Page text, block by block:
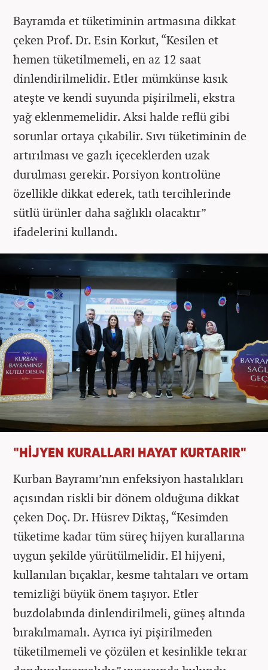
Bayramda et tüketiminin artmasına dikkat
çeken Prof. Dr. Esin Korkut, “Kesilen et
hemen tüketilmemeli, en az 12 saat
dinlendirilmelidir. Etler mümkünse kısık
ateşte ve kendi suyunda pişirilmeli, ekstra
yağ eklenmemelidir. Aksi halde reflü gibi
sorunlar ortaya çıkabilir. Sıvı tüketiminin de
artırılması ve gazlı içeceklerden uzak
durulması gerekir. Porsiyon kontrolüne
özellikle dikkat ederek, tatlı tercihlerinde
sütlü ürünler daha sağlıklı olacaktır”
ifadelerini kullandı.
"HİJYEN KURALLARI HAYAT KURTARIR"
Kurban Bayramı’nın enfeksiyon hastalıkları
açısından riskli bir dönem olduğuna dikkat
çeken Doç. Dr. Hüsrev Diktaş, “Kesimden
tüketime kadar tüm süreç hijyen kurallarına
uygun şekilde yürütülmelidir. El hijyeni,
kullanılan bıçaklar, kesme tahtaları ve ortam
temizliği büyük önem taşıyor. Etler
buzdolabında dinlendirilmeli, güneş altında
bırakılmamalı. Ayrıca iyi pişirilmeden
tüketilmemeli ve çözülen et kesinlikle tekrar